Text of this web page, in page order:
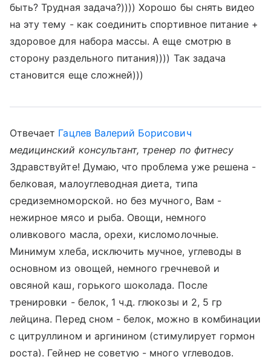
быть? Трудная задача?)))) Хорошо бы снять видео
на эту тему - как соединить спортивное питание +
здоровое для набора массы. А еще смотрю в
сторону раздельного питания)))) Так задача
становится еще сложней)))
Отвечает Гацлев Валерий Борисович
медицинский консультант, тренер по фитнесу
Здравствуйте! Думаю, что проблема уже решена -
белковая, малоуглеводная диета, типа
средиземноморской. но без мучного, Вам -
нежирное мясо и рыба. Овощи, немного
оливкового масла, орехи, кисломолочные.
Минимум хлеба, исключить мучное, углеводы в
основном из овощей, немного гречневой и
овсяной каш, горького шоколада. После
тренировки - белок, 1 ч.д. глюкозы и 2, 5 гр
лейцина. Перед сном - белок, можно в комбинации
с цитруллином и аргинином (стимулирует гормон
роста). Гейнер не советую - много углеводов.